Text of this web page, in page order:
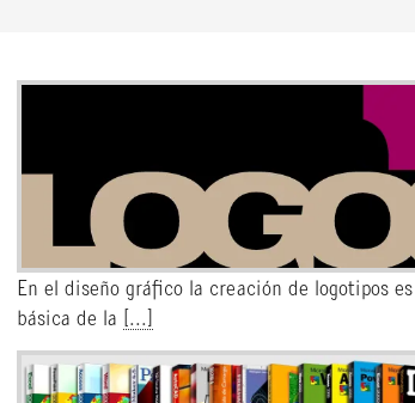
En el diseño gráfico la creación de logotipos
básica de la
[...]